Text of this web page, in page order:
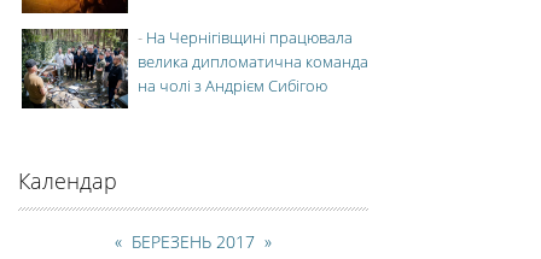
- На Чернігівщині працювала
велика дипломатична команда
на чолі з Андрієм Сибігою
Календар
« БЕРЕЗЕНЬ 2017 »